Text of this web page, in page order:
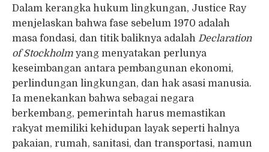
Dalam kerangka hukum lingkungan, Justice Ray
menjelaskan bahwa fase sebelum 1970 adalah
masa fondasi, dan titik baliknya adalah Declaration
of Stockholm yang menyatakan perlunya
keseimbangan antara pembangunan ekonomi,
perlindungan lingkungan, dan hak asasi manusia.
Ia menekankan bahwa sebagai negara
berkembang, pemerintah harus memastikan
rakyat memiliki kehidupan layak seperti halnya
pakaian, rumah, sanitasi, dan transportasi, namun